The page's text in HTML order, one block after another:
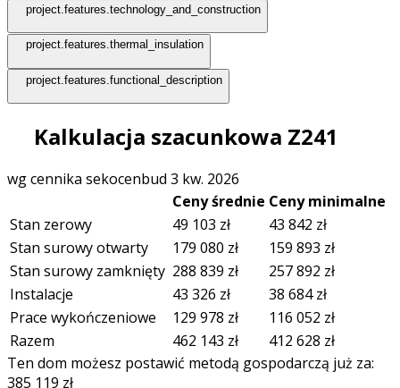
project.features.technology_and_construction
project.features.thermal_insulation
project.features.functional_description
Kalkulacja szacunkowa Z241
wg cennika sekocenbud 3 kw. 2026
Ceny średnie Ceny minimalne
Stan zerowy
49 103 zł 43 842 zł
Stan surowy otwarty
179 080 zł 159 893 zł
Stan surowy zamknięty 288 839 zł 257 892 zł
Instalacje
43 326 zł 38 684zł
Prace wykończeniowe
129 978 zł 116 052 zł
Razem
462 143 zł 412 628 zł
Ten dom możesz postawić metodą gospodarczą już za:
385 119 zł